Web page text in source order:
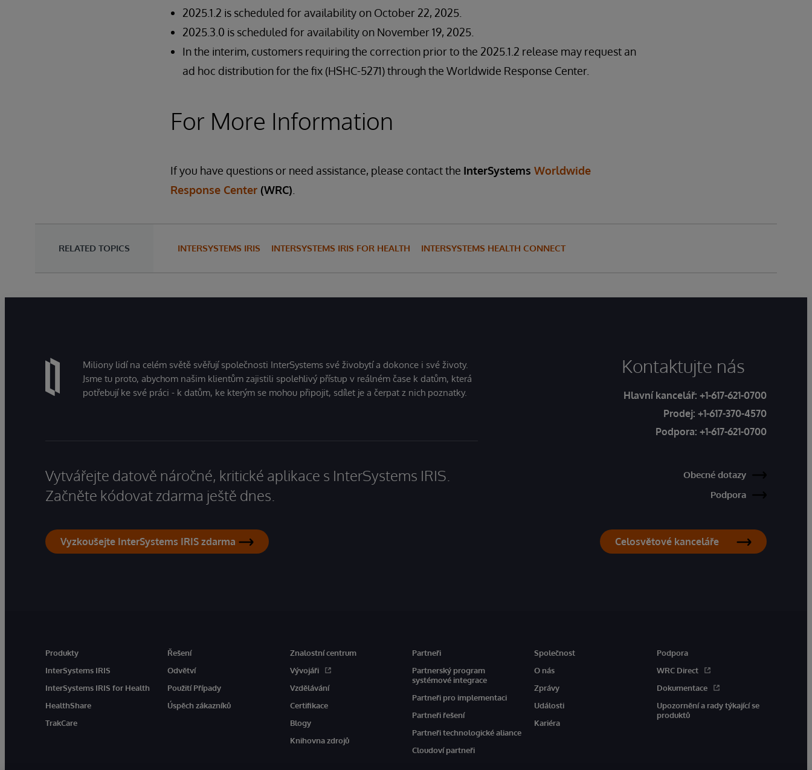
2025.1.2 is scheduled for availability on October 22, 2025.
2025.3.0 is scheduled for availability on November 19, 2025.
In the interim, customers requiring the correction prior to the 2025.1.2 release may request an
ad hoc distribution for the fix (HSHC-5271) through the Worldwide Response Center.
For More Information
If you have questions or need assistance, please contact the InterSystems Worldwide
Response Center (WRC)
RELATED TOPICS INTERSYSTEMS IRIS INTERSYSTEMS IRIS FOR HEALTH INTERSYSTEMS HEALTH CONNECT
Miliony lidí na celém světě svěřují společnosti InterSystems své živobytí a dokonce i své životy.
Jsme tu proto, abychom našim klientům zajistili spolehlivý přístup v reálném čase k datům, která
potřebují ke své práci - k datům, ke kterým se mohou připojit, sdílet je a čerpat z nich poznatky.
Vytvářejte datově náročné, kritické aplikace s InterSystems IRIS.
Začněte kódovat zdarma ještě dnes.
Vyzkoušejte InterSystems IRIS zdarma
Kontaktujte nás
Hlavní kancelář: +1-617-621-0700
Prodej: +1-617-370-4570
Podpora: +1-617-621-0700
Obecné dotazy
Podpora
Celosvětové kanceláře
Produkty
InterSystems IRIS
InterSystems IRIS for Health
HealthShare
TrakCare
Řešení
Odvětví
Použití Případy
Úspěch zákazníků
Znalostní centrum
Vývojáři
Vzdělávání
Certifikace
Blogy
Knihovna zdrojů
Partneři
Partnerský program
systémové integrace
Partneři pro implementaci
Partneři řešení
Partneři technologické aliance
Cloudoví partneři
Společnost
O nás
Zprávy
Události
Kariéra
Podpora
WRC Direct
Dokumentace
Upozornění a rady týkající se
produktů